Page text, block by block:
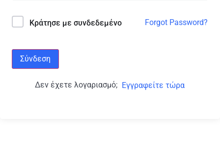
Κράτησε με συνδεδεμένο Forgot Password?
Σύνδεση
Δεν έχετε λογαριασμό; Εγγραφείτε τώρα